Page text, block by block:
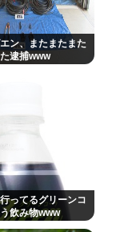
エン、またまたまた
逮捕www
ってるグリーンコ
飲み物www